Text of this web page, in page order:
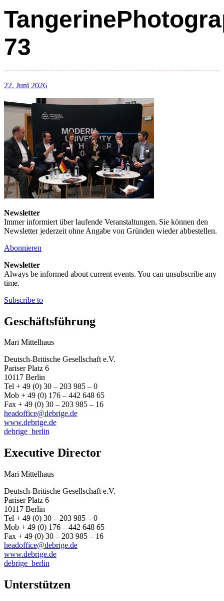
73
22. Juni 2026
Newsletter
Immer informiert über laufende Veranstaltungen. Sie können den
Newsletter jederzeit ohne Angabe von Gründen wieder abbestellen.
Abonnieren
Newsletter
Always be informed about current events. You can unsubscribe any
time.
Subscribe to
Geschäftsführung
Mari Mittelhaus
Deutsch-Britische Gesellschaft e.V.
Pariser Platz 6
10117 Berlin
Tel + 49 (0) 30 – 203 985 – 0
Mob + 49 (0) 176 – 442 648 65
Fax + 49 (0) 30 – 203 985 – 16
headoffice@debrige.de
www.debrige.de
debrige_berlin
Executive Director
Mari Mittelhaus
Deutsch-Britische Gesellschaft e.V.
Pariser Platz 6
10117 Berlin
Tel + 49 (0) 30 – 203 985 – 0
Mob + 49 (0) 176 – 442 648 65
Fax + 49 (0) 30 – 203 985 – 16
headoffice@debrige.de
www.debrige.de
debrige_berlin
Unterstützen